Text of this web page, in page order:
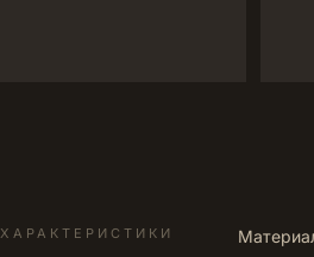
ХАРАКТЕРИСТИКИ